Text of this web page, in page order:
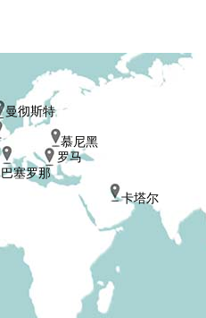
曼彻斯特
慕尼黑
罗马
巴塞罗那
卡塔尔